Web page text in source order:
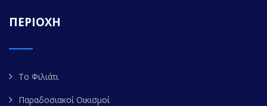
ΠΕΡΙΟΧΗ
Το Φιλιάτι
Παραδοσιακοί Οικισμοί